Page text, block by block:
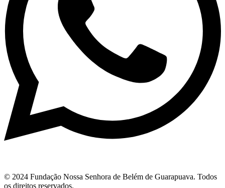
© 2024 Fundação Nossa Senhora de Belém de Guarapuava. Todos
os direitos reservados.